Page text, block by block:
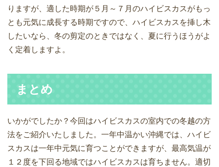
りますが、適した時期が５月～７月のハイビスカスがもっ
とも元気に成長する時期ですので、ハイビスカスを挿し木
したいなら、冬の剪定のときではなく、夏に行うほうがよ
く定着しますよ。
まとめ
いかがでしたか？今回はハイビスカスの室内での冬越の方
法をご紹介いたしました。一年中温かい沖縄では、ハイビ
スカスは一年中元気に育つことができますが、最高気温が
１２度を下回る地域ではハイビスカスは育ちません。適切